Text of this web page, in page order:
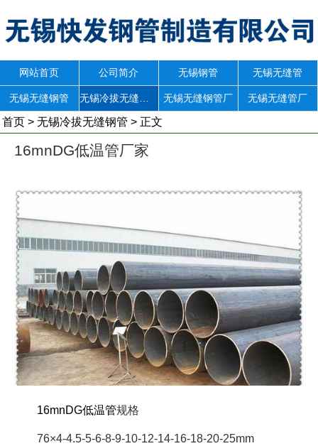
网站首页 公司简介 无锡钢管 无锡无缝管
无锡无缝钢管 无锡无缝钢管厂 无锡无缝管厂
首页 > 无锡冷拔无缝钢管 > 正文
16mnDG低温管厂家
16mnDG低温管规格
76×4-4.5-5-6-8-9-10-12-14-16-18-20-25mm